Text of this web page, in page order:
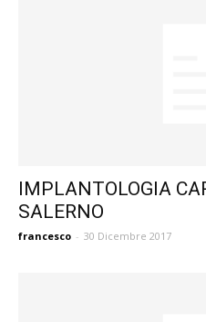
IMPLANTOLOGIA
SALERNO
francesco - 30 Dicembre 2017